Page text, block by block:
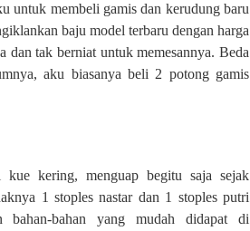
untuk membeli gamis dan kerudung baru
baju model terbaru dengan harga
dan tak berniat untuk memesannya. Beda
aku biasanya beli 2 potong gamis
kering, menguap begitu saja sejak
1 stoples nastar dan 1 stoples putri
bahan-bahan yang mudah didapat di